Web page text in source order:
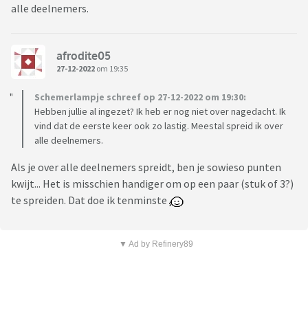
alle deelnemers.
afrodite05
27-12-2022 om 19:35
Schemerlampje schreef op 27-12-2022 om 19:30:
Hebben jullie al ingezet? Ik heb er nog niet over nagedacht. Ik
vind dat de eerste keer ook zo lastig. Meestal spreid ik over
alle deelnemers.
Als je over alle deelnemers spreidt, ben je sowieso punten
kwijt... Het is misschien handiger om op een paar (stuk of 3?)
te spreiden. Dat doe ik tenminste
▼ Ad by Refinery89